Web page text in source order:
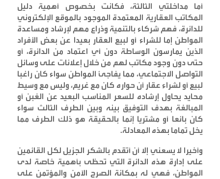
أما مداخلتي الثالثة، فكانت بخصوص أهمية دليل
المكاتب العقارية المعتمدة الموجود بالموقع الإلكتروني
للدائرة، فهم شركاء بالتنمية وذراع مهم لإرشاد ومساعدة
المواطن إما للشراء أو لبيع العقار بعيدا عن بعض الأفراد
الذين يمارسون الوساطة دون أي اعتماد من الدائرة، أو
حتى دون وجود مكاتب لهم من خلال إعلانات على وسائل
التواصل الاجتماعي، مما يفاجئ المواطن سواء كان راغبا
لبيع أو لشراء عقار أن حواره كان مع غريم، وليس مع وسيط
محايد يحاول إرشاده للسعر المناسب البعيد عن الغبن أو
المبالغة بهدف التوفيق بينه وبين الطرف الثالث سواء
كان بائعا أو مشتريا إنما بالحقيقة هو ذلك الطرف مما
يخل تماما بهذه المعادلة.
وأخيرا لا يسعني إلا أن أتقدم بالشكر الجزيل لكل القائمين
على إدارة هذه الدائرة التي تحظى بأهمية خاصة لدى
المواطن، فهي له بمكانة الصرح الآمن والمؤتمن على